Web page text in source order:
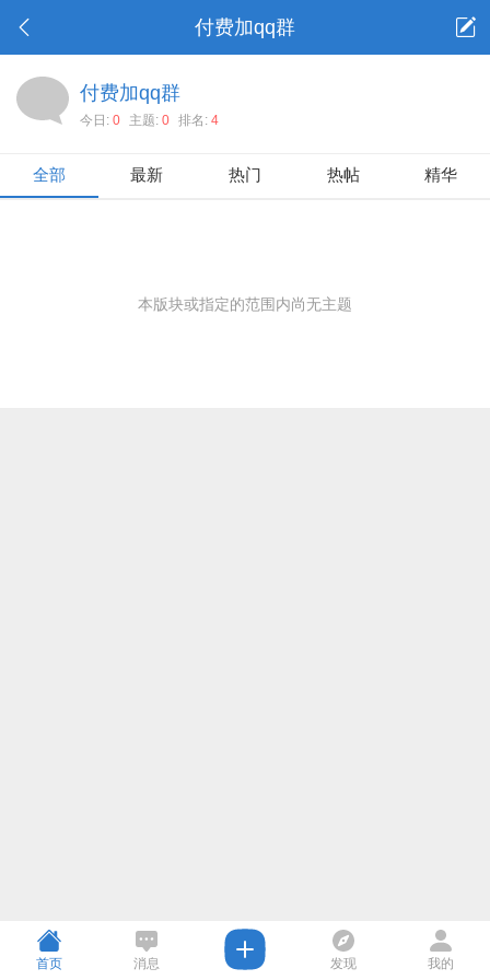
付费加qq群
付费加qq群
今日: 0 主题: 0 排名: 4
全部 最新 热门 热帖 精华
本版块或指定的范围内尚无主题
首页 消息 发现 我的